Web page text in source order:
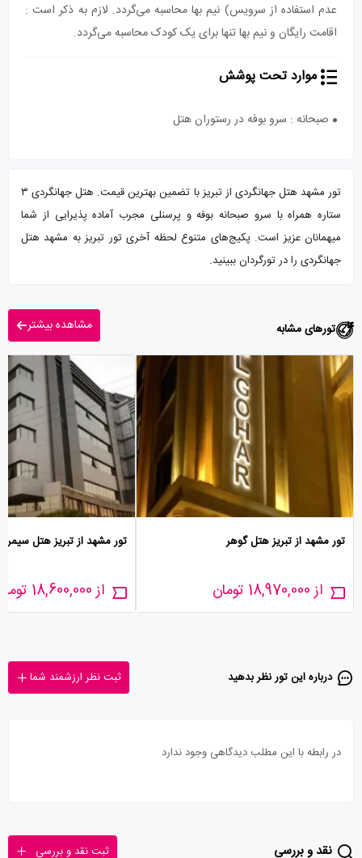
عدم استفاده از سرویس) نیم بها محاسبه می‌گردد. لازم به ذکر است :
اقامت رایگان و نیم بها تنها برای یک کودک محاسبه می‌گردد.
موارد تحت پوشش
صبحانه : سرو بوفه در رستوران هتل
تور مشهد هتل جهانگردی از تبریز با تضمین بهترین قیمت. هتل جهانگردی ۳
ستاره همراه با سرو صبحانه بوفه و پرسنلی مجرب آماده پذیرایی از شما
میهمانان عزیز است. پکیج‌های متنوع لحظه آخری تور تبریز به مشهد هتل
جهانگردی را در تورگردان ببینید.
تورهای مشابه مشاهده بیشتر
تور مشهد از تبریز هتل گوهر
از 18,970,000 تومان
تور مشهد از تبریز هتل سیمرغ
از 18,600,000 تومان
درباره این تور‌ نظر بدهید ثبت نظر ارزشمند شما
در رابطه با این مطلب دیدگاهی وجود ندارد
نقد و بررسی ثبت نقد و بررسی